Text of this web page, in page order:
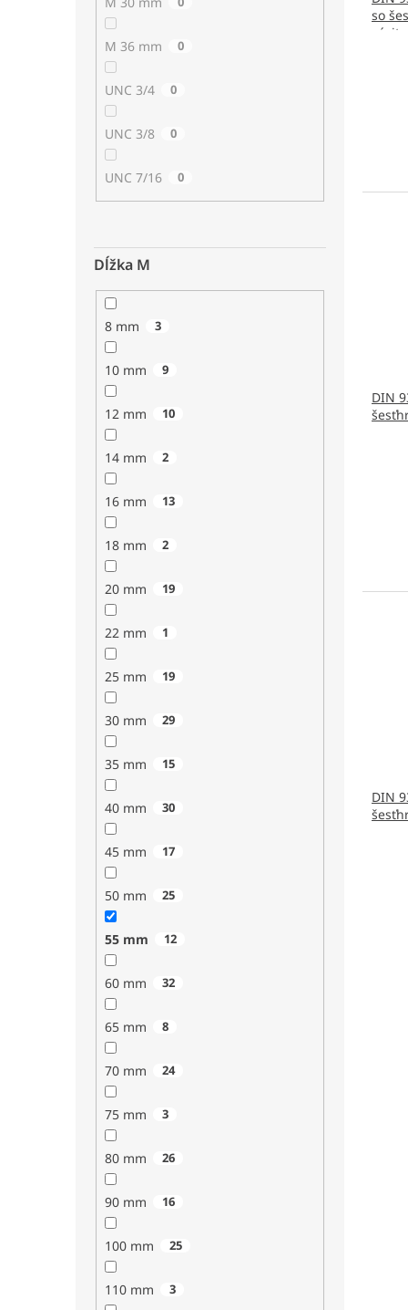
M 36 mm 0
UNC 3/4 0
UNC 3/8 0
UNC 7/16 0
Dĺžka M
8 mm 3
10 mm 9
12 mm 10
14 mm 2
16 mm 13
18 mm 2
20 mm 19
22 mm 1
25 mm 19
30 mm 29
35 mm 15
40 mm 30
45 mm 17
50 mm 25
55 mm 12
60 mm 32
65 mm 8
70 mm 24
75 mm 3
80 mm 26
90 mm 16
100 mm 25
110 mm 3
so
DIN
DIN